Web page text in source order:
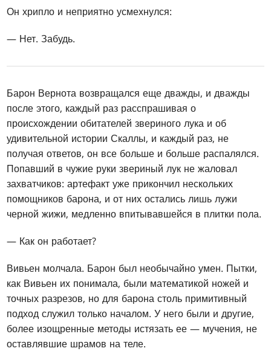
Он хрипло и неприятно усмехнулся:
— Нет. Забудь.
Барон Вернота возвращался еще дважды, и дважды
после этого, каждый раз расспрашивая о
происхождении обитателей звериного лука и об
удивительной истории Скаллы, и каждый раз, не
получая ответов, он все больше и больше распалялся.
Попавший в чужие руки звериный лук не жаловал
захватчиков: артефакт уже прикончил нескольких
помощников барона, и от них остались лишь лужи
черной жижи, медленно впитывавшейся в плитки пола.
— Как он работает?
Вивьен молчала. Барон был необычайно умен. Пытки,
как Вивьен их понимала, были математикой ножей и
точных разрезов, но для барона столь примитивный
подход служил только началом. У него были и другие,
более изощренные методы истязать ее — мучения, не
оставлявшие шрамов на теле.